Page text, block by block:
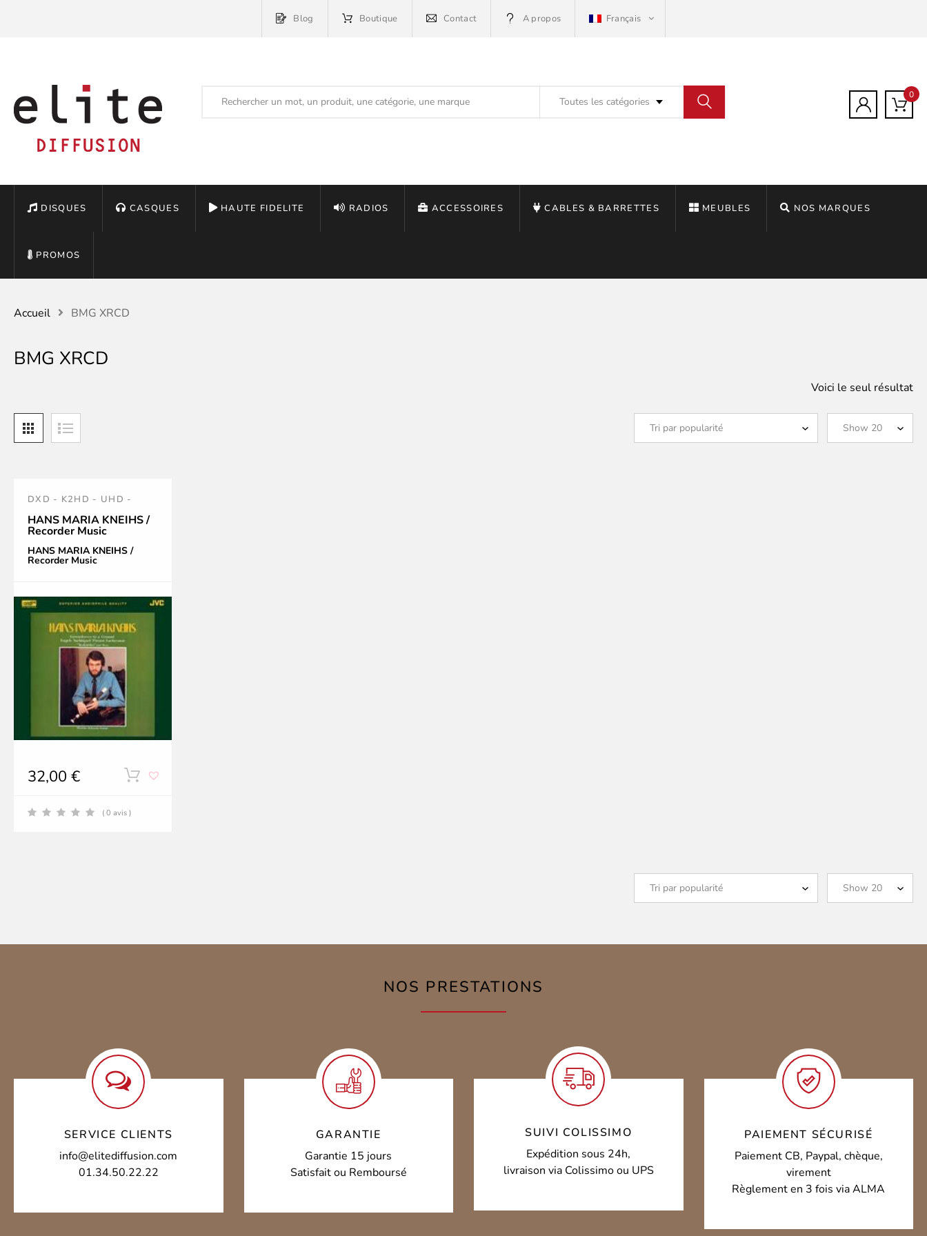
Blog Boutique Contact A propos Français
Toutes les catégories
0
DISQUES CASQUES HAUTE FIDELITE RADIOS ACCESSOIRES CABLES & BARRETTES MEUBLES NOS MARQUES
PROMOS
Accueil BMG XRCD
BMG XRCD
Voici le seul résultat
DXD - K2HD - UHD -
XRCD
HANS MARIA KNEIHS /
Recorder Music
HANS MARIA KNEIHS /
Recorder Music
32,00 €
( 0 avis )
NOS PRESTATIONS
SERVICE CLIENTS
info@elitediffusion.com
01.34.50.22.22
GARANTIE
Garantie 15 jours
Satisfait ou Remboursé
SUIVI COLISSIMO
Expédition sous 24h,
livraison via Colissimo ou UPS
PAIEMENT SÉCURISÉ
Paiement CB, Paypal, chèque,
virement
Règlement en 3 fois via ALMA